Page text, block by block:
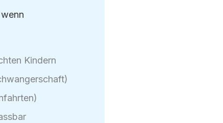
Kindern